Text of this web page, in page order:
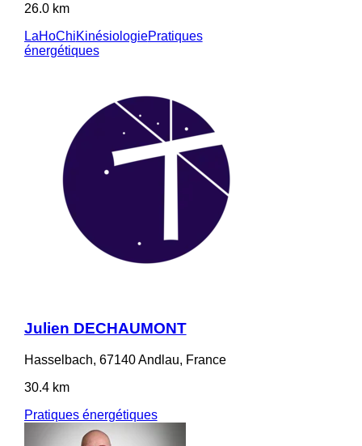
26.0 km
LaHoChiKinésiologiePratiques
énergétiques
Julien DECHAUMONT
Hasselbach, 67140 Andlau, France
30.4 km
Pratiques énergétiques